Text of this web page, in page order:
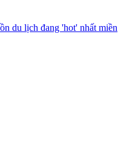
du lịch đang 'hot' nhất miền